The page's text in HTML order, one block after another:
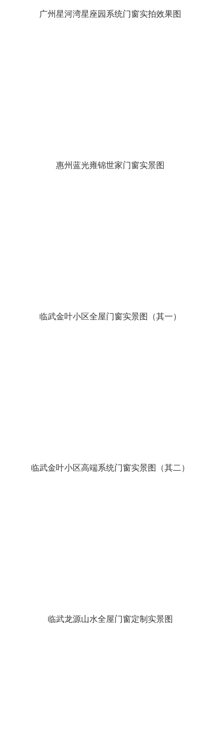
广州星河湾星座园系统门窗实拍效果图
惠州蓝光雍锦世家门窗实景图
临武金叶小区全屋门窗实景图（其一）
临武金叶小区高端系统门窗实景图（其二）
临武龙源山水全屋门窗定制实景图